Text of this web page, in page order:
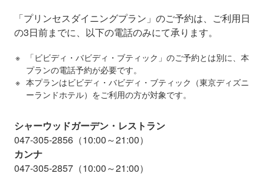
「プリンセスダイニングプラン」のご予約は、ご利用日
の3日前までに、以下の電話のみにて承ります。
「ビビディ・バビディ・ブティック」のご予約とは別に、本
プランの電話予約が必要です。
本プランはビビディ・バビディ・ブティック（東京ディズニ
ーランドホテル）をご利用の方が対象です。
シャーウッドガーデン・レストラン
047-305-2856（10:00～21:00）
カンナ
047-305-2857（10:00～21:00）